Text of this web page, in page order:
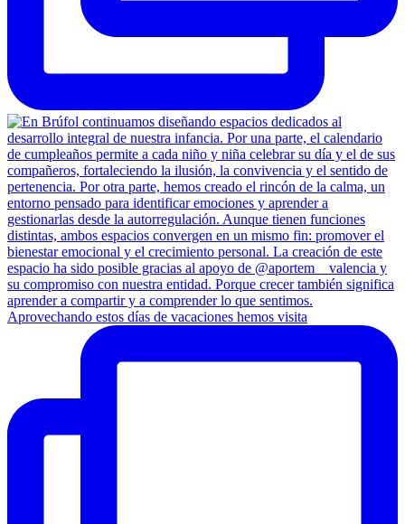
Aprovechando estos días de vacaciones hemos visita